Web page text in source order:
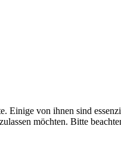
Einige von ihnen sind
möchten. Bitte